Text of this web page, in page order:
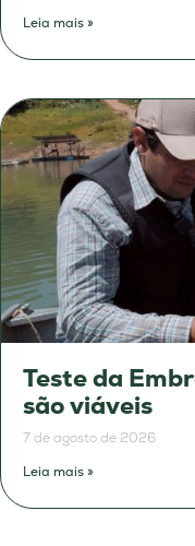
Leia mais »
Teste da
são viáveis
7 de agosto de 2026
Leia mais »